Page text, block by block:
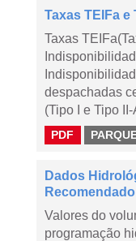
Taxas TEIFa e
Taxas
despachadas
(Tipo I e Tipo II-
PDF
Dados
Recomendado
Valores do
programação